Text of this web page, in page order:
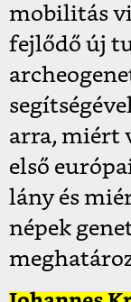
mobilitás
fejlődő új
arra, miért
első
lány és
népek